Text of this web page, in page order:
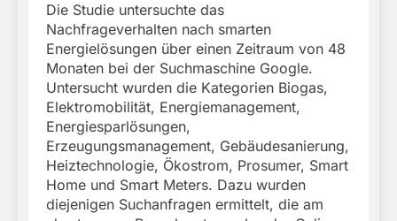
Die Studie untersuchte das
Nachfrageverhalten nach smarten
Energielösungen über einen Zeitraum von 48
Monaten bei der Suchmaschine Google.
Untersucht wurden die Kategorien Biogas,
Elektromobilität, Energiemanagement,
Energiesparlösungen,
Erzeugungsmanagement, Gebäudesanierung,
Heiztechnologie, Ökostrom, Prosumer, Smart
Home und Smart Meters. Dazu wurden
diejenigen Suchanfragen ermittelt, die am